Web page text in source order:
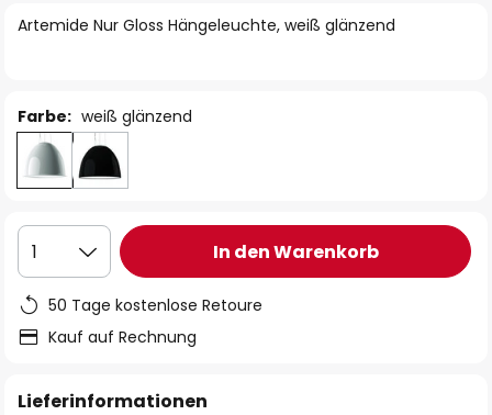
Artemide Nur Gloss Hängeleuchte, weiß glänzend
Farbe: weiß glänzend
1 In den Warenkorb
50 Tage kostenlose Retoure
Kauf auf Rechnung
Lieferinformationen